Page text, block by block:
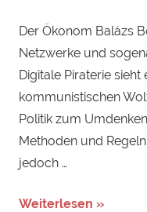
Der Ökonom Balázs
Netzwerke und
Digitale Piraterie sieht
kommunistischen
Politik zum
Methoden und
jedoch …
Weiterlesen »